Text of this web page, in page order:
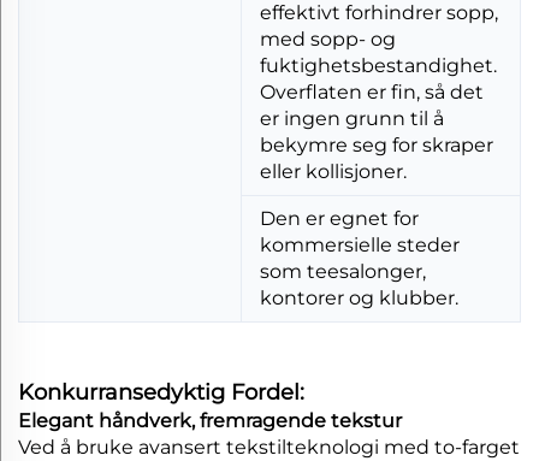
effektivt forhindrer sopp,
med sopp- og
fuktighetsbestandighet.
Overflaten er fin, så det
er ingen grunn til å
bekymre seg for skraper
eller kollisjoner.
Den er egnet for
kommersielle steder
som teesalonger,
kontorer og klubber.
Konkurransedyktig Fordel:
Elegant håndverk, fremragende tekstur
Ved å bruke avansert tekstilteknologi med to-farget